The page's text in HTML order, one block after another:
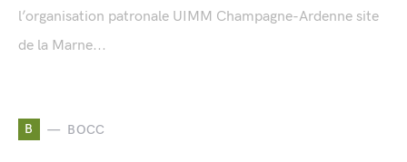
l’organisation patronale UIMM Champagne-Ardenne site
de la Marne...
B BOCC